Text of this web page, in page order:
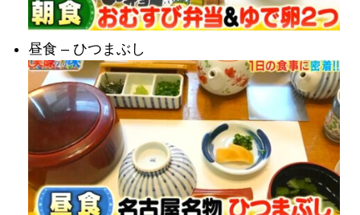
昼食 – ひつまぶし